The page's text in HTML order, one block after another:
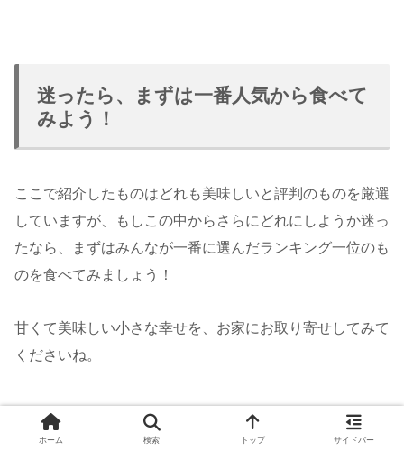
迷ったら、まずは一番人気から食べて
みよう！
ここで紹介したものはどれも美味しいと評判のものを厳選
していますが、もしこの中からさらにどれにしようか迷っ
たなら、まずはみんなが一番に選んだランキング一位のも
のを食べてみましょう！
甘くて美味しい小さな幸せを、お家にお取り寄せしてみて
くださいね。
ホーム 検索 トップ サイドバー